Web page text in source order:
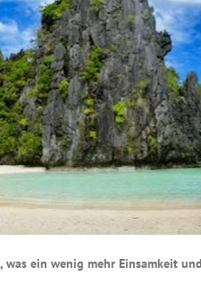
ein wenig mehr Einsamkeit